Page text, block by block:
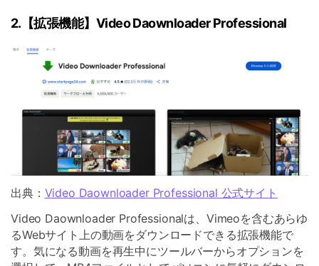
2.【拡張機能】Video Daownloader Professional
出典： Video Daownloader Professional 公式サイト
Video Daownloader Professionalは、Vimeoを含むあらゆ
るWebサイト上の動画をダウンロードできる拡張機能で
す。気になる動画を再生中にツールバーからオプションを